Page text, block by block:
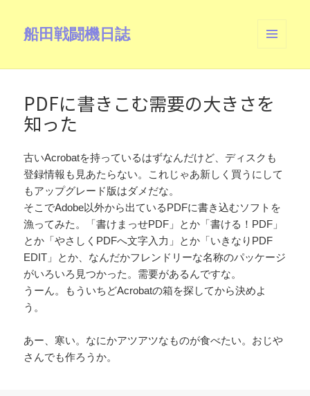
船田戦闘機日誌
ーとウ
PDFに書きこむ需要の大きさを
知った
古いAcrobatを持っているはずなんだけど、ディスクも
登録情報も見あたらない。これじゃあ新しく買うにして
もアップグレード版はダメだな。
そこでAdobe以外から出ているPDFに書き込むソフトを
漁ってみた。「書けまっせPDF」とか「書ける！PDF」
とか「やさしくPDFへ文字入力」とか「いきなりPDF
EDIT」とか、なんだかフレンドリーな名称のパッケージ
がいろいろ見つかった。需要があるんですな。
うーん。もういちどAcrobatの箱を探してから決めよ
う。
あー、寒い。なにかアツアツなものが食べたい。おじや
さんでも作ろうか。